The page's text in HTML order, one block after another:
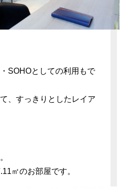
SOHOとしての利用もで
、すっきりとしたレイア
㎡のお部屋です。